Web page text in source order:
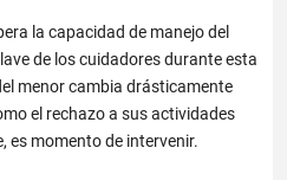
la capacidad de manejo del
de los cuidadores durante esta
menor cambia drásticamente
el rechazo a sus actividades
es momento de intervenir.